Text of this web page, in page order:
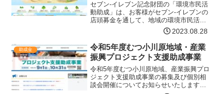
セブン-イレブン記念財団の「環境市民活
動助成」は、お客様がセブン-イレブンの
店頭募金を通して、地域の環境市民活動
を支援する助成制度です。地域の環境問
題を地域の市民が主体的に解決するため
に、さまざまな角度から支援し、市民主
体の地域社会の実現を…【詳細はコチ
ラ】
2023.08.28
助成金
令和5年度むつ小川原地域・産業
振興プロジェクト支援助成事業
令和5年度むつ小川原地域、産業振興プロ
ジェクト支援助成事業の募集及び個別相
談会開催についてお知らせいたします。